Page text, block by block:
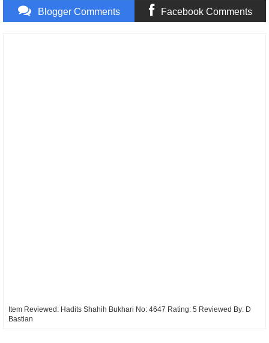
Blogger Comments Facebook Comments
Item Reviewed: Hadits Shahih Bukhari No: 4647 Rating: 5 Reviewed By: D
Bastian